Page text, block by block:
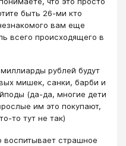
быть 26-ми кто
вам еще
всего происходящего в
рублей будут
мишек, санки, барби и
(да-да, многие дети
им это покупают,
то тут не так)
воспитывает страшное